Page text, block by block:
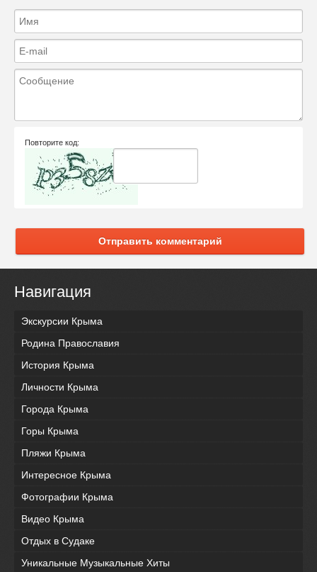
Повторите код:
Отправить комментарий
Навигация
Экскурсии Крыма
Родина Православия
История Крыма
Личности Крыма
Города Крыма
Горы Крыма
Пляжи Крыма
Интересное Крыма
Фотографии Крыма
Видео Крыма
Отдых в Судаке
Уникальные Музыкальные Хиты